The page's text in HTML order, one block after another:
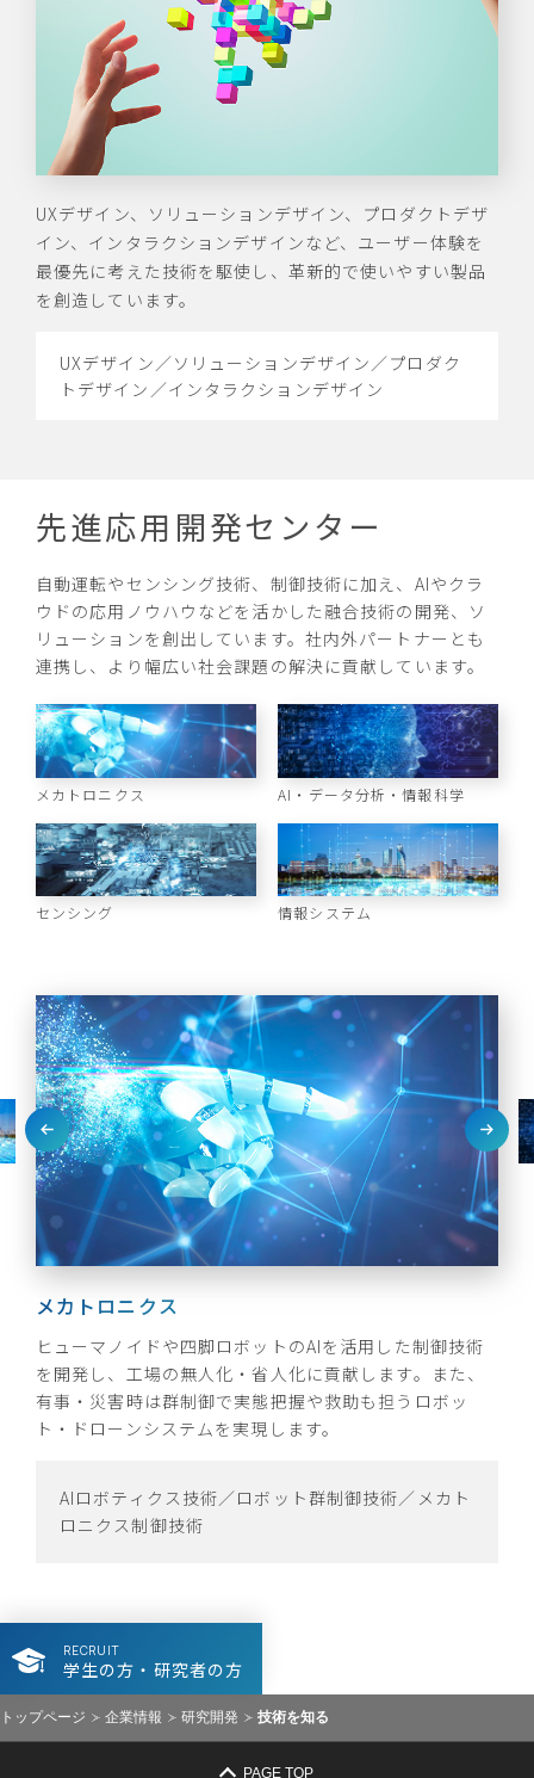
UXデザイン、ソリューションデザイン、プロダクトデザ
イン、インタラクションデザインなど、ユーザー体験を
最優先に考えた技術を駆使し、革新的で使いやすい製品
を創造しています。
UXデザイン／ソリューションデザイン／プロダク
トデザイン／インタラクションデザイン
先進応用開発センター
自動運転やセンシング技術、制御技術に加え、AIやクラ
ウドの応用ノウハウなどを活かした融合技術の開発、ソ
リューションを創出しています。社内外パートナーとも
連携し、より幅広い社会課題の解決に貢献しています。
メカトロニクス AI・データ分析・情報科学
センシング 情報システム
メカトロニクス
ヒューマノイドや四脚ロボットのAIを活用した制御技術
を開発し、工場の無人化・省人化に貢献します。また、
有事・災害時は群制御で実態把握や救助も担うロボッ
ト・ドローンシステムを実現します。
AIロボティクス技術／ロボット群制御技術／メカト
ロニクス制御技術
AI・データ分析・情報科学
AIとルールベースを融合し、環境に強い生体センシング
や周辺認知を実現します。ロボットやモビリティの自律
運転には高精度な３次元地図を低負荷で作成することが
不可欠であり、自動運転技術の経験を活かしながら効率
空間認識技術／AI技術／データ分析／最適化技術／
センシング
高精細カメラ等でドライバーの脈拍、血圧等の健康状態
を検出し、居眠り運転など危険を察知、注意するシステ
ムを開発。また、車内置き去りに対応する為、車内の高
精度な有人検知システムを開発。カメラの物体認識とミ
情報システム
製品化を見据えた設計・検証技術、シミュレーション、
組込み試作／PoC構築技術により開発上流で品質を作り
込み、信頼性の高い製品を提供します。また、社内外技
術を活用し、クラウド上のシステムの効率よい開発を実
システムデザイン・MBSE技術／組込みソフトウェ
RECRUIT
学生の方・研究者の方
トップページ 企業情報 研究開発 技術を知る
PAGE TOP